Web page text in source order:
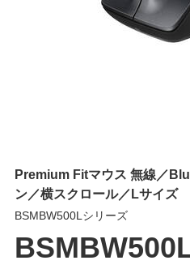
Premium Fitマウス 無線／
ン／横スクロール／Lサイズ
BSMBW500Lシリーズ